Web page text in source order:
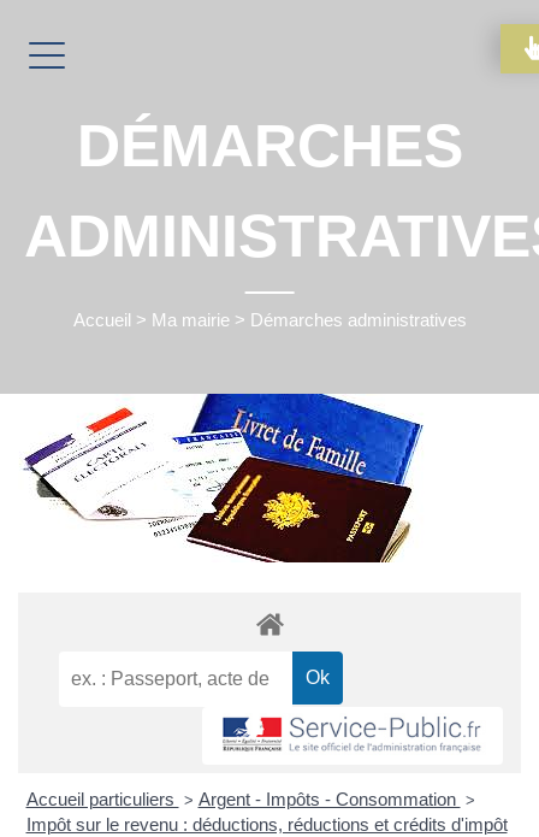
DÉMARCHES
Accueil > Ma mairie> Démarches administratives
Accueil particuliers > Argent - Impôts - Consommation >
Impôt sur le revenu : déductions, réductions et crédits d'impôt